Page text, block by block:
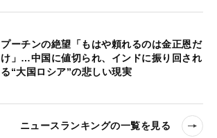
プーチンの絶望「もはや頼れるのは金正恩だ
け」…中国に値切られ、インドに振り回され
る“大国ロシア”の悲しい現実
ニュースランキングの一覧を見る